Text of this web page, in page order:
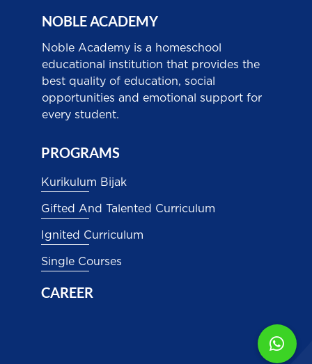
NOBLE ACADEMY
Noble Academy is a homeschool
educational institution that provides the
best quality of education, social
opportunities and emotional support for
every student.
PROGRAMS
Kurikulum Bijak
Gifted And Talented Curriculum
Ignited Curriculum
Single Courses
CAREER